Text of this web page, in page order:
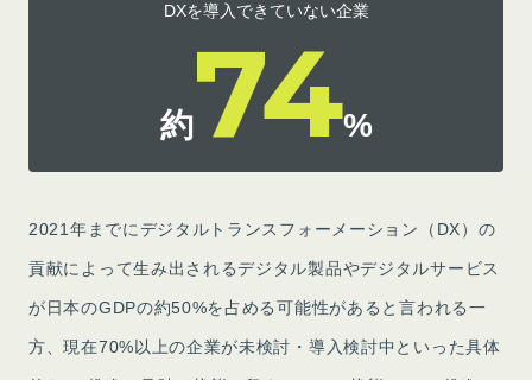
DXを導入できていない企業
約74%
2021年までにデジタルトランスフォーメーション（DX）の
貢献によって生み出されるデジタル製品やデジタルサービス
が日本のGDPの約50%を占める可能性があると言われる一
方、現在70%以上の企業が未検討・導入検討中といった具体